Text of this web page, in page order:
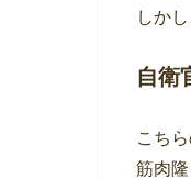
しか
自衛
こち
筋肉